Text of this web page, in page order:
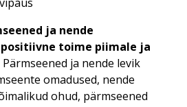
ja nende
toime piimale ja
Pärmseened ja nende levik
omadused, nende
ohud, pärmseened